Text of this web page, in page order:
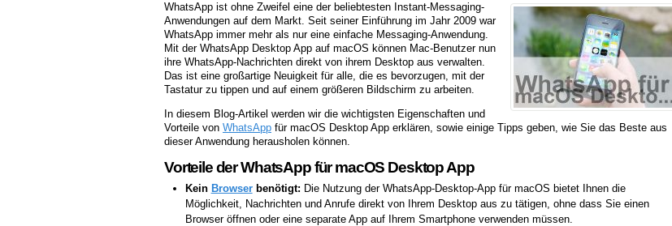
WhatsApp ist ohne Zweifel eine der beliebtesten Instant-Messaging-
Anwendungen auf dem Markt. Seit seiner Einführung im Jahr 2009 war
WhatsApp immer mehr als nur eine einfache Messaging-Anwendung.
Mit der WhatsApp Desktop App auf macOS können Mac-Benutzer nun
ihre WhatsApp-Nachrichten direkt von ihrem Desktop aus verwalten.
Das ist eine großartige Neuigkeit für alle, die es bevorzugen, mit der
Tastatur zu tippen und auf einem größeren Bildschirm zu arbeiten.
In diesem Blog-Artikel werden wir die wichtigsten Eigenschaften und
Vorteile von WhatsApp für macOS Desktop App erklären, sowie einige Tipps geben, wie Sie das Beste aus
dieser Anwendung herausholen können.
Vorteile der WhatsApp für macOS Desktop App
Kein Browserbenötigt: Die Nutzung der WhatsApp-Desktop-App für macOS bietet Ihnen die
Möglichkeit, Nachrichten und Anrufe direkt von Ihrem Desktop aus zu tätigen, ohne dass Sie einen
Browser öffnen oder eine separate App auf Ihrem Smartphone verwenden müssen.